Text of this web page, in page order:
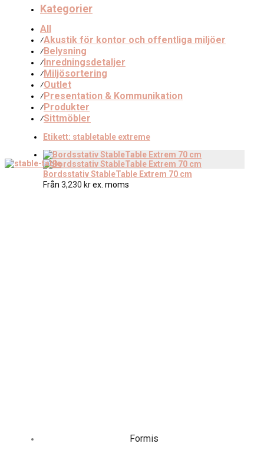
Kategorier
All
⁄Akustik för kontor och offentliga miljöer
⁄Belysning
⁄Inredningsdetaljer
⁄Miljösortering
⁄Outlet
⁄Presentation & Kommunikation
⁄Produkter
⁄Sittmöbler
Etikett: stabletable extreme
Bordsstativ StableTable Extrem 70 cm
Från 3,230 krex. moms
Formis